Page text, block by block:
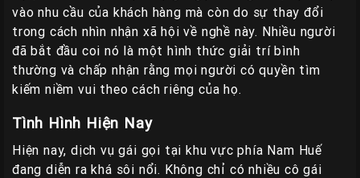
vào nhu cầu của khách hàng mà còn do sự thay đổi
trong cách nhìn nhận xã hội về nghề này. Nhiều người
đã bắt đầu coi nó là một hình thức giải trí bình
thường và chấp nhận rằng mọi người có quyền tìm
kiếm niềm vui theo cách riêng của họ.
Tình Hình Hiện Nay
Hiện nay, dịch vụ gái gọi tại khu vực phía Nam Huế
đang diễn ra khá sôi nổi. Không chỉ có nhiều cô gái